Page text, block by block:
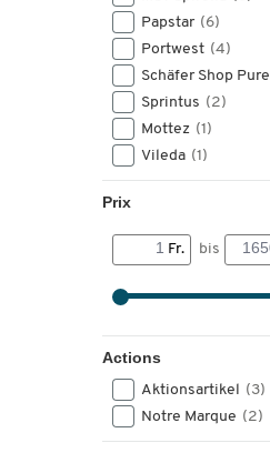
Papstar (6)
Portwest (4)
Schäfer Shop Pure
Sprintus (2)
Mottez (1)
Vileda (1)
Prix
Fr. bis
Actions
Aktionsartikel (3)
Notre Marque (2)